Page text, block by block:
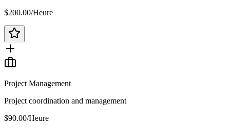
$200.00/Heure
Project Management
Project coordination and management
$90.00/Heure